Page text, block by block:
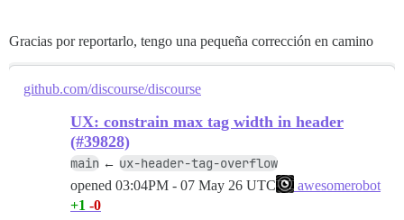
Gracias por reportarlo, tengo una pequeña corrección en camino
github.com/discourse/discourse
UX: constrain max tag width in header
(#39828)
main ← ux-header-tag-overflow
opened 03:04PM - 07 May 26 UTC
awesomerobot
+1 -0